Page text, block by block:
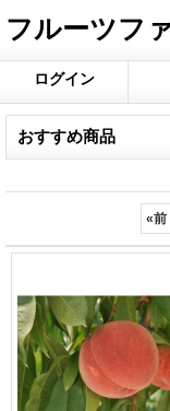
フルーツフ
ログイン
おすすめ商品
«前